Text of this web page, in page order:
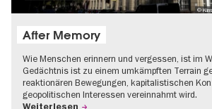
©
After Memory
Wie Menschen erinnern und vergessen, ist im
Gedächtnis ist zu einem umkämpften Terrain
reaktionären Bewegungen, kapitalistischen
geopolitischen Interessen vereinnahmt wird.